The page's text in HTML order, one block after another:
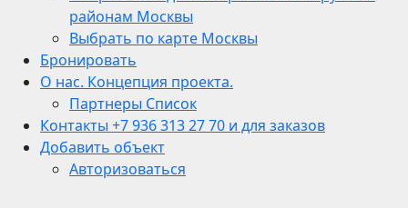
районам Москвы
Выбрать по карте Москвы
Бронировать
О нас. Концепция проекта.
Партнеры Список
Контакты +7 936 313 27 70 и для заказов
Добавить объект
Авторизоваться